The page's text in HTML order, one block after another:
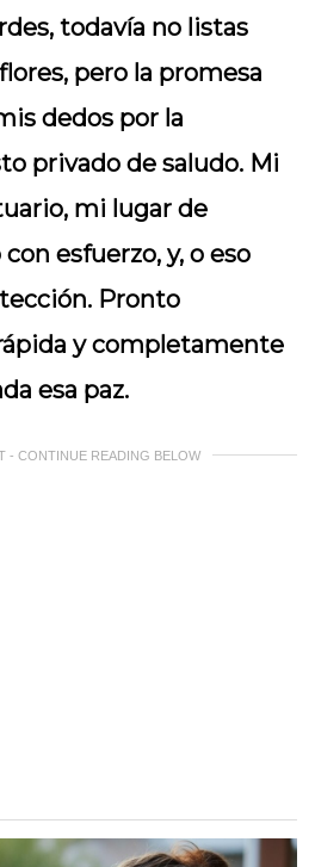
todavía no listas
pero la promesa
dedos por la
privado de saludo. Mi
mi lugar de
esfuerzo, y, o eso
Pronto
y completamente
esa paz.
- CONTINUE READING BELOW